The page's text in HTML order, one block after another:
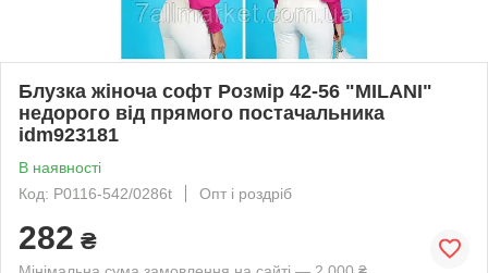
Блузка жіноча софт Розмір 42-56 "MILANI"
недорого від прямого постачальника
idm923181
В наявності
Код: P0116-542/0286t
Опт і роздріб
282 ₴